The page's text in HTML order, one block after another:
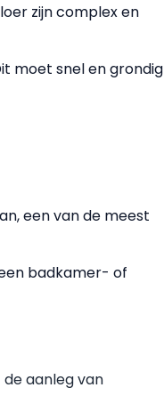
zijn complex en
moet snel en grondig
een van de meest
badkamer- of
aanleg van